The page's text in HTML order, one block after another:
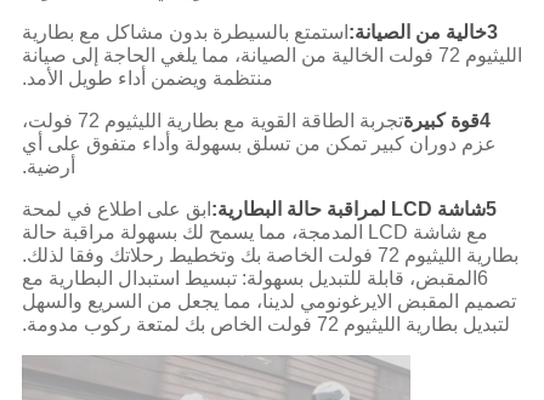
3خالية من الصيانة:
استمتع بالسيطرة بدون مشاكل مع بطارية
الليثيوم 72 فولت الخالية من الصيانة، مما يلغي الحاجة إلى صيانة
منتظمة ويضمن أداء طويل الأمد.
4قوة كبيرة
تجربة الطاقة القوية مع بطارية الليثيوم 72 فولت،
عزم دوران كبير تمكن من تسلق بسهولة وأداء متفوق على أي
أرضية.
5شاشة LCD لمراقبة حالة البطارية:
ابق على اطلاع في لمحة
مع شاشة LCD المدمجة، مما يسمح لك بسهولة مراقبة حالة
بطارية الليثيوم 72 فولت الخاصة بك وتخطيط رحلاتك وفقا لذلك.
6المقبض، قابلة للتبديل بسهولة: تبسيط استبدال البطارية مع
تصميم المقبض الايرغونومي لدينا، مما يجعل من السريع والسهل
لتبديل بطارية الليثيوم 72 فولت الخاص بك لمتعة ركوب مدومة.